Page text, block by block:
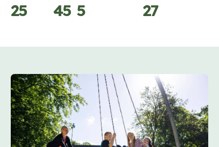
25 45 5 27